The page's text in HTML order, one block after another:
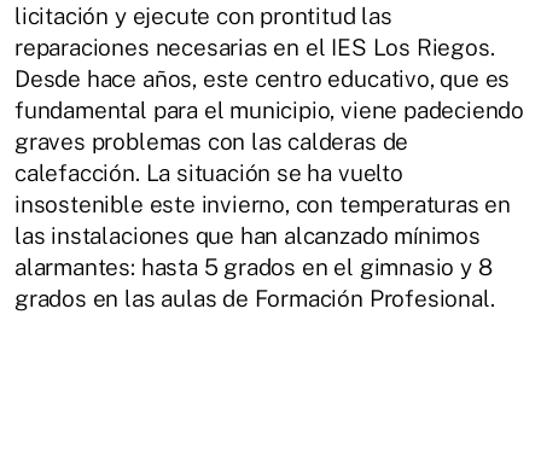
licitación y ejecute con prontitud las
reparaciones necesarias en el IES Los Riegos.
Desde hace años, este centro educativo, que es
fundamental para el municipio, viene padeciendo
graves problemas con las calderas de
calefacción. La situación se ha vuelto
insostenible este invierno, con temperaturas en
las instalaciones que han alcanzado mínimos
alarmantes: hasta 5 grados en el gimnasio y 8
grados en las aulas de Formación Profesional.